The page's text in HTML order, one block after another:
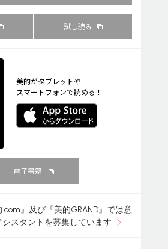
試し読み
美的がタブレットや
スマートフォンで読める！
電子書籍
.com』及び『美的GRAND』では意
スタントを募集しています